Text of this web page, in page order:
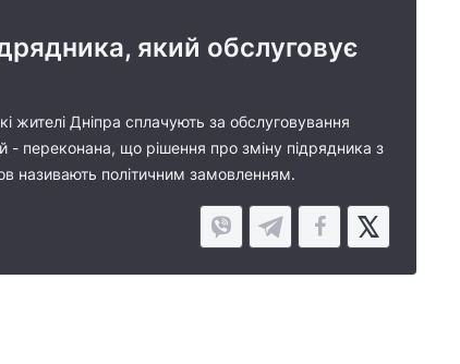
який обслуговує
жителі Дніпра сплачують за обслуговування
- переконана, що рішення про зміну підрядника з
називають політичним замовленням.